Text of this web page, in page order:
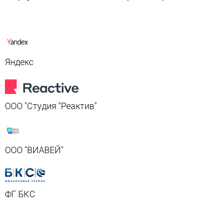
Яндекс
ООО "Студия "Реактив"
ООО "ВИАВЕЙ"
ФГ БКС